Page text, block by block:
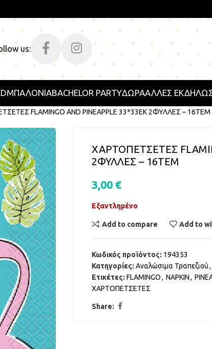
us:
ΜΠΑΛΟΝΙΑBACHELOR PARTYΔΩΡΑΑΛΛΕΣ
FLAMINGO AND PINEAPPLE 33*33ΕΚ 2ΦΥΛΛΕΣ – 16ΤΕΜ
ΧΑΡΤΟΠΕΤΣΕΤΕΣ
2ΦΥΛΛΕΣ – 16ΤΕΜ
3,00 €
Εξαντλημένο
Add to compare Add to
Κωδικός προϊόντος: 194353
Κατηγορίες: Αναλώσιμα Τραπεζιού,
Ετικέτες: FLAMINGO, NAPKIN,
ΧΑΡΤΟΠΕΤΣΕΤΕΣ
Share: